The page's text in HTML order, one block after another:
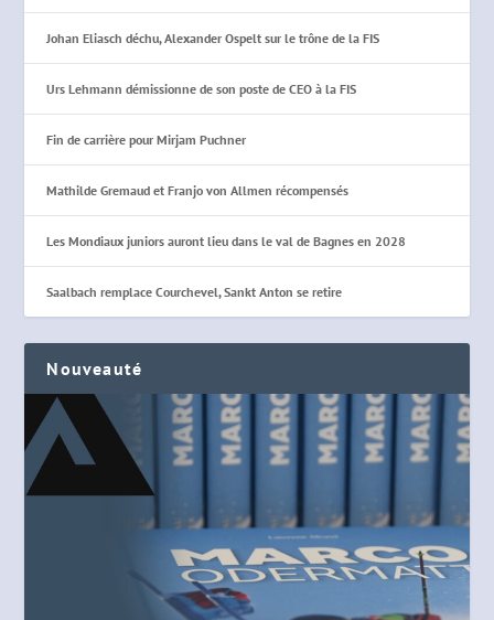
Johan Eliasch déchu, Alexander Ospelt sur le trône de la FIS
Urs Lehmann démissionne de son poste de CEO à la FIS
Fin de carrière pour Mirjam Puchner
Mathilde Gremaud et Franjo von Allmen récompensés
Les Mondiaux juniors auront lieu dans le val de Bagnes en 2028
Saalbach remplace Courchevel, Sankt Anton se retire
Nouveauté